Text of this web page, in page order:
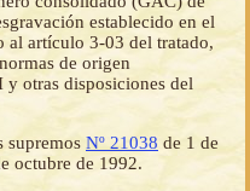
establecido en el
artículo 3-03 del tratado,
de origen
otras disposiciones del
supremos Nº 21038 de 1 de
octubre de 1992.